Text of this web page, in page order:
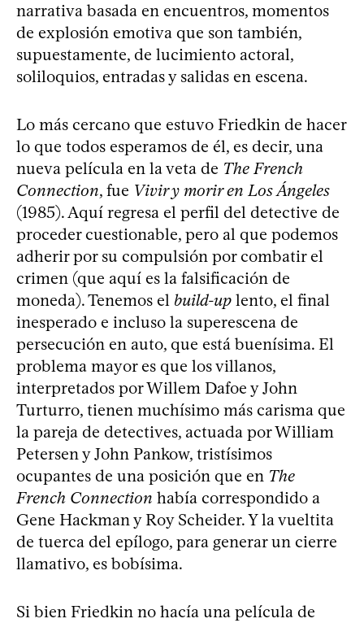
narrativa basada en encuentros, momentos
de explosión emotiva que son también,
supuestamente, de lucimiento actoral,
soliloquios, entradas y salidas en escena.
Lo más cercano que estuvo Friedkin de hacer
lo que todos esperamos de él, es decir, una
nueva película en la veta de The French
Connection, fue Vivir y morir en Los Ángeles
(1985). Aquí regresa el perfil del detective de
proceder cuestionable, pero al que podemos
adherir por su compulsión por combatir el
crimen (que aquí es la falsificación de
moneda). Tenemos el build-up lento, el final
inesperado e incluso la superescena de
persecución en auto, que está buenísima. El
problema mayor es que los villanos,
interpretados por Willem Dafoe y John
Turturro, tienen muchísimo más carisma que
la pareja de detectives, actuada por William
Petersen y John Pankow, tristísimos
ocupantes de una posición que en The
French Connection había correspondido a
Gene Hackman y Roy Scheider. Y la vueltita
de tuerca del epílogo, para generar un cierre
llamativo, es bobísima.
Si bien Friedkin no hacía una película de